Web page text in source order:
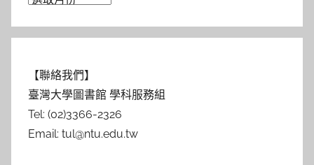
【聯絡我們】
臺灣大學圖書館 學科服務組
Tel: (02)3366-2326
Email: tul@ntu.edu.tw